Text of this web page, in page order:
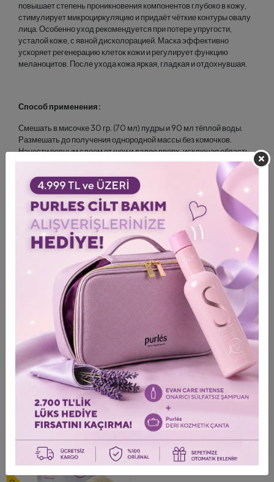
повышает степень проникновения компонентов глубоко в кожу,
стимулирует микроциркуляцию и придаёт чёткие контуры овалу
лица. Особенно уход рекомендуется при потере упругости,
усталой коже, с явной дисколорацией. Маска эффективно
ускоряет регенерацию клеток кожи и регулирует функцию
меланоцитов. После ухода кожа яркая, гладкая и отдохнувшая.
Способ применения:
Смешать в мисочке 30 гр. (70 мл) пудры и 90 мл тёплой воды.
Размешать до получения однородной массы без комочков.
Нанести ровным слоем от шеи и далее вверх, исключая область
вокруг глаз и губы. Через 15 минут снять сухую маску одним
движением. Убрать остатки смоченным ватным диском.
Использовать Profesyonel
Информация о доставке и доставке
Обзор продукта
0 /0 Оставить комментарий
ПОСЛЕДНИЕ ПРОСМОТРЕННЫЕ ТОВАРЫ
Просмотрите товары, которые вы просмотрели в последний раз